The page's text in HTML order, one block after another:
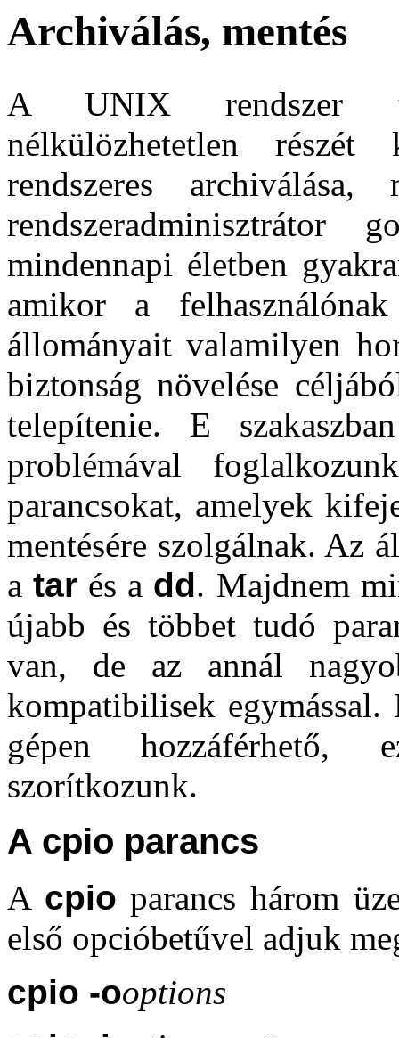
Archiválás, mentés
A UNIX rendszer
nélkülözhetetlen részét
rendszeres
mindennapi életben
amikor a
állományait valamilyen
biztonság növelése
telepítenie. E
problémával
parancsokat, amelyek
mentésére szolgálnak. Az
atar és a dd. Majdnem
újabb és többet tudó
van, de az annál
kompatibilisek
gépen hozzáférhető,
szorítkozunk.
A cpio parancs
A cpio parancs három
első opcióbetűvel adjuk
cpio -ooptions